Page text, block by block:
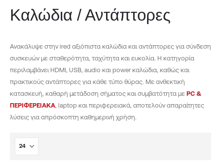
Καλώδια / Αντάπτορες
Ανακάλυψε στην ired αξιόπιστα καλώδια και αντάπτορες για σύνδεση
συσκευών με σταθερότητα, ταχύτητα και ευκολία. Η κατηγορία
περιλαμβάνει HDMI, USB, audio και power καλώδια, καθώς και
πρακτικούς αντάπτορες για κάθε τύπο θύρας. Με ανθεκτική
κατασκευή, καθαρή μετάδοση σήματος και συμβατότητα με PC &
ΠΕΡΙΦΕΡΕΙΑΚΑ, laptop και περιφερειακά, αποτελούν απαραίτητες
λύσεις για απρόσκοπτη καθημερινή χρήση.